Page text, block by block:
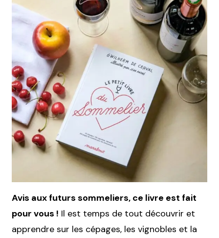
Avis aux futurs sommeliers, ce livre est fait
pour vous ! Il est temps de tout découvrir et
apprendre sur les cépages, les vignobles et la